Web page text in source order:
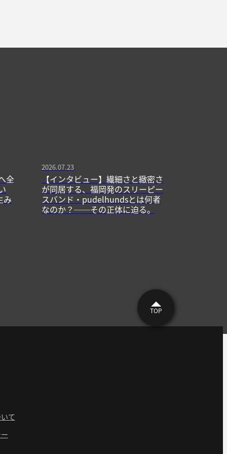
全
み
2026.07.23
【インタビュー】繊細さと緻密さ
が同居する、福岡発のスリーピー
スバンド・pudelhundsとは何者
なのか？──その正体に迫る。
TOP
て